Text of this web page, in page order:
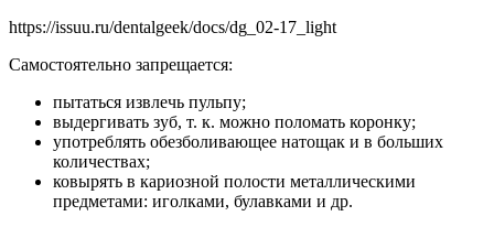
https://issuu.ru/dentalgeek/docs/dg_02-17_light
Самостоятельно запрещается:
пытаться извлечь пульпу;
выдергивать зуб, т. к. можно поломать коронку;
употреблять обезболивающее натощак и в больших
количествах;
ковырять в кариозной полости металлическими
предметами: иголками, булавками и др.